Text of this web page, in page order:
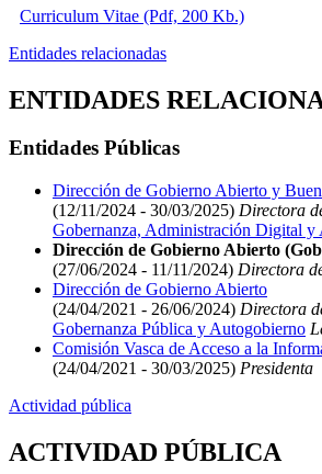
Curriculum Vitae (Pdf, 200 Kb.)
Entidades relacionadas
ENTIDADES
Entidades Públicas
Dirección de Gobierno Abierto y
(12/11/2024 - 30/03/2025) Directora
Gobernanza, Administración Digital y
Dirección de Gobierno Abierto
(27/06/2024 - 11/11/2024) Directora
Dirección de Gobierno Abierto
(24/04/2021 - 26/06/2024) Directora
Gobernanza Pública y Autogobierno
Comisión Vasca de Acceso a la
(24/04/2021 - 30/03/2025) Presidenta
Actividad pública
ACTIVIDAD PÚBLICA